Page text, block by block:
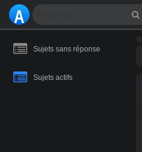
A
T
R
Sujets sans réponse
Sujets actifs